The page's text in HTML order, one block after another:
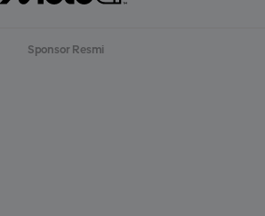
Sponsor Resmi